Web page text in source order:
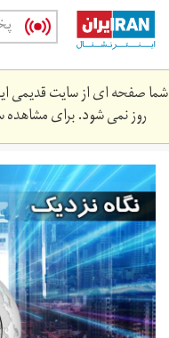
Skip
main
content
شما صفحه ای از سایت قدیمی
روز نمی شود. برای مشاهده